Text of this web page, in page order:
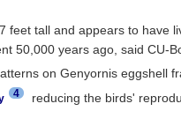
feet tall and appears to have
50,000 years ago, said CU-
on Genyornis eggshell
4 reducing the birds'